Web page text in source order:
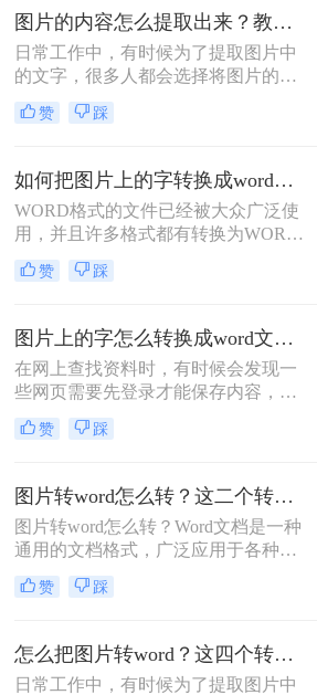
的字出现时，我们应该采取哪些方法
呢？本文将介绍一些图片怎么转换成
word文档方法。
图片的内容怎么提取出来？教你简单的提取流程！
日常工作中，有时候为了提取图片中
的文字，很多人都会选择将图片的内
容一个字一个字的录入到Word中，费
时费力不说，还总容易出错。其实想
还是有很多快速且好用的方法的，今
天就来教大家图片的内容怎么提取出
来。
赞 踩
如何把图片上的字转换成word文档？这两种方法分分钟解决！
WORD格式的文件已经被大众广泛使
用，并且许多格式都有转换为WORD
格式的方法，图片文件也不例外，并
且图片转为的WORD文件的使用也比
转为可编辑的WORD该如何操作呢，
下面转转师妹为大家讲解一下如何把
图片上的字转换成word文档。
赞 踩
图片上的字怎么转换成word文档？三种方法教你转换！
在网上查找资料时，有时候会发现一
些网页需要先登录才能保存内容，在
不方便登录的时候教大家一个小技
巧。我们可以利用电脑或者手机截图
存，然后将图片上的文字转换成word
文档，截图大家都会，今天就教大家
图片上的字怎么转换成word文档。
赞 踩
图片转word怎么转？这二个转换方法赶紧记下【附视频教程】！
图片转word怎么转？Word文档是一种
通用的文档格式，广泛应用于各种场
合，包括工作、学习和个人使用。通
过将图片转换为Word文档，可以方便
内容进行整合和编辑。下面就给大家
介绍二种转换工具，一起来看看吧。
赞 踩
怎么把图片转word？这四个转换方法赶紧记下！
日常工作中，有时候为了提取图片中